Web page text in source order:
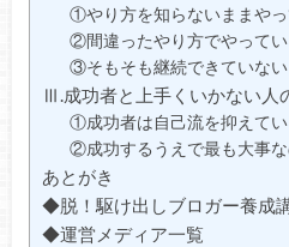
①やり方を知らないままやっ
②間違ったやり方でやってい
③そもそも継続できていない
Ⅲ.成功者と上手くいかない人
①成功者は自己流を抑えてい
②成功するうえで最も大事
あとがき
◆脱！駆け出しブロガー養成
◆運営メディア一覧